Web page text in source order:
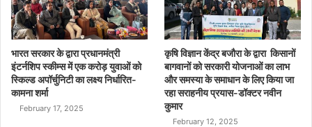
भारत सरकार के द्वारा प्रधानमंत्री
इंटर्नशिप स्कीम्स में एक करोड़ युवाओं को
स्किल्ड अपॉर्चुनिटी का लक्ष्य निर्धारित-
कामना शर्मा
February 17, 2025
कृषि विज्ञान केंद्र बजौरा के द्वारा किसानों
बागवानों को सरकारी योजनाओं का लाभ
और समस्या के समाधान के लिए किया जा
रहा सराहनीय प्रयास-डॉक्टर नवीन
कुमार
February 12, 2025